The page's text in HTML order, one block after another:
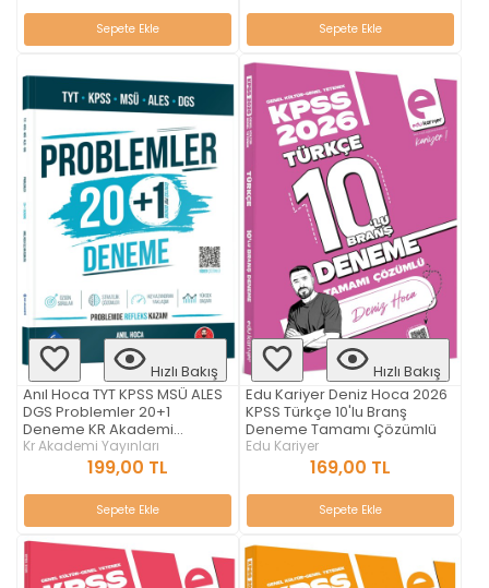
Sepete Ekle Sepete Ekle
Hızlı Bakış
Anıl Hoca TYT KPSS MSÜ ALES
DGS Problemler 20+1
Deneme KR Akademi
Yayınları
Kr Akademi Yayınları
199,00 TL
Sepete Ekle
Hızlı Bakış
Edu Kariyer Deniz Hoca 2026
KPSS Türkçe 10'lu Branş
Deneme Tamamı Çözümlü
Edu Kariyer
169,00 TL
Sepete Ekle